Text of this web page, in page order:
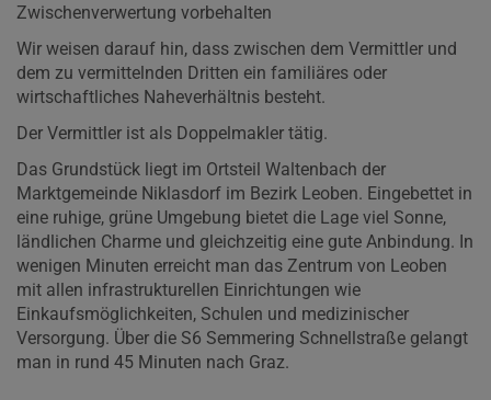
Zwischenverwertung vorbehalten
Wir weisen darauf hin, dass zwischen dem Vermittler und
dem zu vermittelnden Dritten ein familiäres oder
wirtschaftliches Naheverhältnis besteht.
Der Vermittler ist als Doppelmakler tätig.
Das Grundstück liegt im Ortsteil Waltenbach der
Marktgemeinde Niklasdorf im Bezirk Leoben. Eingebettet in
eine ruhige, grüne Umgebung bietet die Lage viel Sonne,
ländlichen Charme und gleichzeitig eine gute Anbindung. In
wenigen Minuten erreicht man das Zentrum von Leoben
mit allen infrastrukturellen Einrichtungen wie
Einkaufsmöglichkeiten, Schulen und medizinischer
Versorgung. Über die S6 Semmering Schnellstraße gelangt
man in rund 45 Minuten nach Graz.